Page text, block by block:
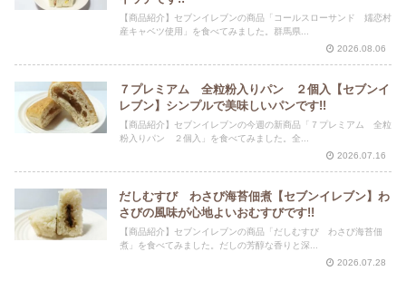
【商品紹介】セブンイレブンの商品「コールスローサンド 嬬恋村
産キャベツ使用」を食べてみました。群馬県...
2026.08.06
７プレミアム 全粒粉入りパン ２個入【セブンイ
レブン】シンプルで美味しいパンです!!
【商品紹介】セブンイレブンの今週の新商品「７プレミアム 全粒
粉入りパン ２個入」を食べてみました。全...
2026.07.16
だしむすび わさび海苔佃煮【セブンイレブン】わ
さびの風味が心地よいおむすびです!!
【商品紹介】セブンイレブンの商品「だしむすび わさび海苔佃
煮」を食べてみました。だしの芳醇な香りと深...
2026.07.28